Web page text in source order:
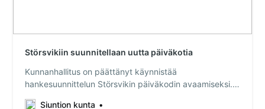
Störsvikiin suunnitellaan uutta päiväkotia
Kunnanhallitus on päättänyt käynnistää
hankesuunnittelun Störsvikin päiväkodin avaamiseksi.
Siuntion kunta